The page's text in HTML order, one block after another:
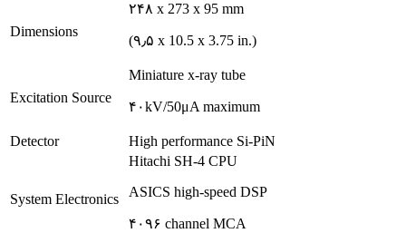
Dimensions
۲۴۸ x 273 x 95 mm
(۹٫۵ x 10.5 x 3.75 in.)
Excitation Source
Miniature x-ray tube
۴۰kV/50μA maximum
Detector High performance Si-PiN
System Electronics
Hitachi SH-4 CPU
ASICS high-speed DSP
۴۰۹۶ channel MCA